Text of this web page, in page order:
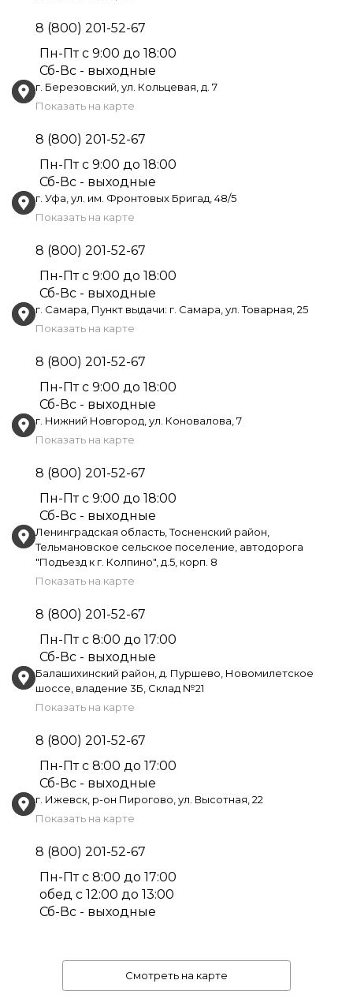
8 (800) 201-52-67
Пн-Пт с 9:00 до 18:00
Сб-Вс - выходные
г. Березовский, ул. Кольцевая, д. 7
Показать на карте
8 (800) 201-52-67
Пн-Пт с 9:00 до 18:00
Сб-Вс - выходные
г. Уфа, ул. им. Фронтовых Бригад, 48/5
Показать на карте
8 (800) 201-52-67
Пн-Пт с 9:00 до 18:00
Сб-Вс - выходные
г. Самара, Пункт выдачи: г. Самара, ул. Товарная, 25
Показать на карте
8 (800) 201-52-67
Пн-Пт с 9:00 до 18:00
Сб-Вс - выходные
г. Нижний Новгород, ул. Коновалова, 7
Показать на карте
8 (800) 201-52-67
Пн-Пт с 9:00 до 18:00
Сб-Вс - выходные
Ленинградская область, Тосненский район,
Тельмановское сельское поселение, автодорога
"Подъезд к г. Колпино", д.5, корп. 8
Показать на карте
8 (800) 201-52-67
Пн-Пт с 8:00 до 17:00
Сб-Вс - выходные
Балашихинский район, д. Пуршево, Новомилетское
шоссе, владение 3Б, Склад №21
Показать на карте
8 (800) 201-52-67
Пн-Пт с 8:00 до 17:00
Сб-Вс - выходные
г. Ижевск, р-он Пирогово, ул. Высотная, 22
Показать на карте
8 (800) 201-52-67
Пн-Пт с 8:00 до 17:00
обед с 12:00 до 13:00
Сб-Вс - выходные
Смотреть на карте